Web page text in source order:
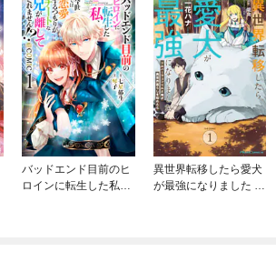
バッドエンド目前のヒ
ロインに転生した私、
異世界転移したら愛犬
が最強になりました ～